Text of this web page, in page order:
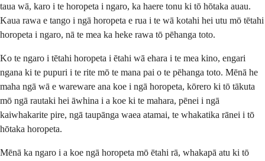
taua wā, karo i te horopeta i ngaro, ka haere tonu ki tō hōtaka auau.
Kaua rawa e tango i ngā horopeta e rua i te wā kotahi hei utu mō tētahi
horopeta i ngaro, nā te mea ka heke rawa tō pēhanga toto.
Ko te ngaro i tētahi horopeta i ētahi wā ehara i te mea kino, engari
ngana ki te pupuri i te rite mō te mana pai o te pēhanga toto. Mēnā he
maha ngā wā e wareware ana koe i ngā horopeta, kōrero ki tō tākuta
mō ngā rautaki hei āwhina i a koe ki te mahara, pēnei i ngā
kaiwhakarite pire, ngā taupānga waea atamai, te whakatika rānei i tō
hōtaka horopeta.
Mēnā ka ngaro i a koe ngā horopeta mō ētahi rā, whakapā atu ki tō